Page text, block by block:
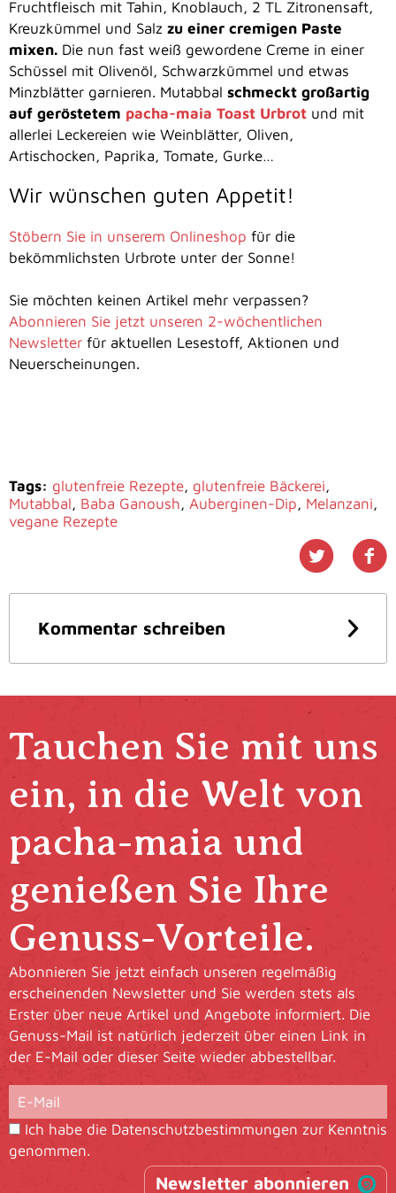
Fruchtfleisch mit Tahin, Knoblauch, 2 TL Zitronensaft,
Kreuzkümmel und Salz zu einer cremigen Paste
mixen. Die nun fast weiß gewordene Creme in einer
Schüssel mit Olivenöl, Schwarzkümmel und etwas
Minzblätter garnieren. Mutabbal schmeckt großartig
auf geröstetem pacha-maia Toast Urbrot und mit
allerlei Leckereien wie Weinblätter, Oliven,
Artischocken, Paprika, Tomate, Gurke…
Wir wünschen guten Appetit!
Stöbern Sie in unserem Onlineshop für die
bekömmlichsten Urbrote unter der Sonne!
Sie möchten keinen Artikel mehr verpassen?
Abonnieren Sie jetzt unseren 2-wöchentlichen
Newsletter für aktuellen Lesestoff, Aktionen und
Neuerscheinungen.
Tags: glutenfreie Rezepte, glutenfreie Bäckerei,
Mutabbal, Baba Ganoush, Auberginen-Dip, Melanzani,
vegane Rezepte
Kommentar schreiben
Tauchen Sie mit uns
ein, in die Welt von
pacha-maia und
genießen Sie Ihre
Genuss-Vorteile.
Abonnieren Sie jetzt einfach unseren regelmäßig
erscheinenden Newsletter und Sie werden stets als
Erster über neue Artikel und Angebote informiert. Die
Genuss-Mail ist natürlich jederzeit über einen Link in
der E-Mail oder dieser Seite wieder abbestellbar.
Ich habe die Datenschutzbestimmungen zur Kenntnis
genommen.
Newsletter abonnieren